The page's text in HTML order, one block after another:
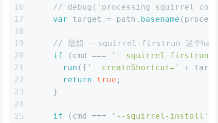
16
17
18
19
20
21
22
23
24
25
// debug('processing squirrel
var target = path. basename
// 增加 --squirrel-firstrun 这个
if (cmd === '--squirrel-firstrun'
run ([ '--createShortcut='
+
return
true ;
    }
if (cmd === '--squirrel-install'